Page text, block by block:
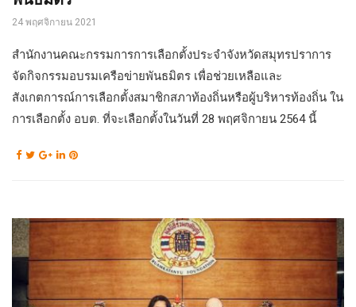
24 พฤศจิกายน 2021
สำนักงานคณะกรรมการการเลือกตั้งประจำจังหวัดสมุทรปราการ
จัดกิจกรรมอบรมเครือข่ายพันธมิตร เพื่อช่วยเหลือและ
สังเกตการณ์การเลือกตั้งสมาชิกสภาท้องถิ่นหรือผู้บริหารท้องถิ่น ใน
การเลือกตั้ง อบต. ที่จะเลือกตั้งในวันที่ 28 พฤศจิกายน 2564 นี้